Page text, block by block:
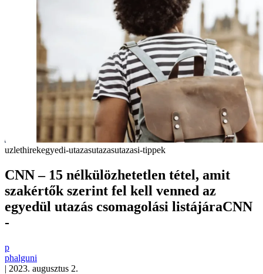
uzlethirekegyedi-utazasutazasutazasi-tippek
CNN – 15 nélkülözhetetlen tétel, amit
szakértők szerint fel kell venned az
egyedül utazás csomagolási listájáraCNN
-
p
phalguni
| 2023. augusztus 2.